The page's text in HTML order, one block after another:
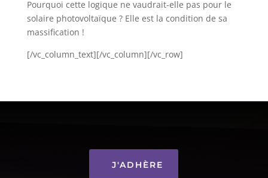
Pourquoi cette logique ne vaudrait-elle pas pour le
solaire photovoltaïque ? Elle est la condition de sa
massification !
[/vc_column_text][/vc_column][/vc_row]
J'ADHÈRE